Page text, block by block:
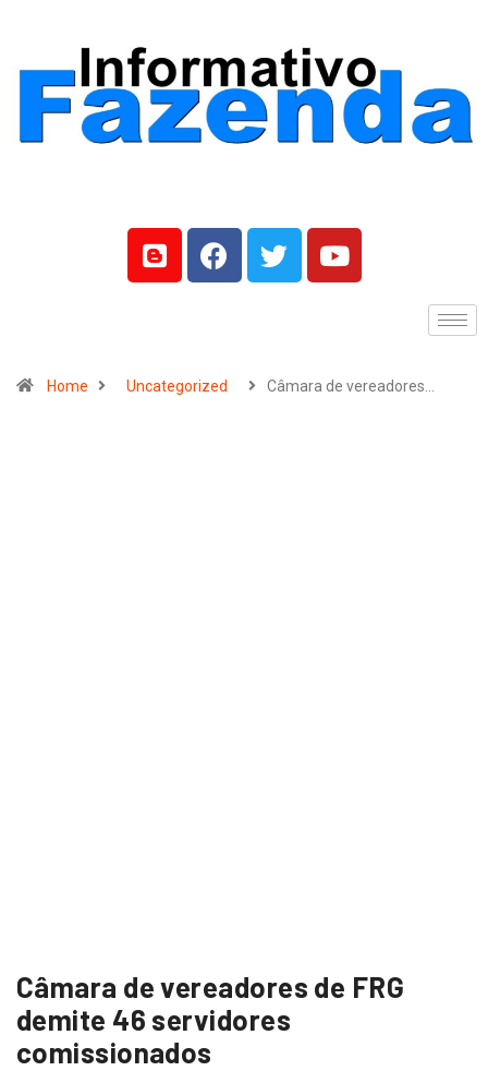
Home Uncategorized Câmara de vereadores…
Câmara de vereadores de FRG
demite 46 servidores
comissionados